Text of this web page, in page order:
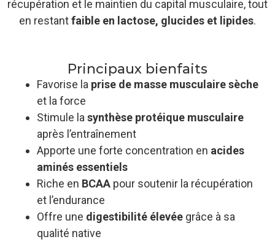
récupération et le maintien du capital musculaire, tout
en restantfaible en lactose, glucides et lipides.
Principaux bienfaits
Favorise la prise de masse musculaire sèche
et la force
Stimule la synthèse protéique musculaire
après l’entraînement
Apporte une forte concentration en acides
aminés essentiels
Riche en BCAA pour soutenir la récupération
et l’endurance
Offre une digestibilité élevée grâce à sa
qualité native